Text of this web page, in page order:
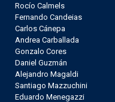
Rocío Calmels
Fernando Candeias
Carlos Cánepa
Andrea Carballada
Gonzalo Cores
Daniel Guzmán
Alejandro Magaldi
Santiago Mazzuchini
Eduardo Menegazzi